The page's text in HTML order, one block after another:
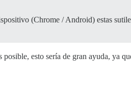
(Chrome / Android) estas
esto sería de gran ayuda, ya